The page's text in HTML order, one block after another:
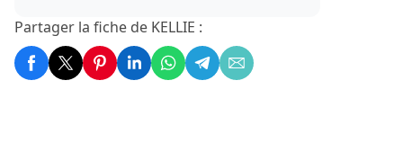
Partager la fiche de KELLIE :